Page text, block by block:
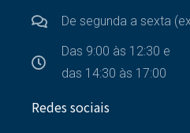
De segunda a sexta
Das 9:00 às 12:30 e
das 14:30 às 17:00
Redes sociais